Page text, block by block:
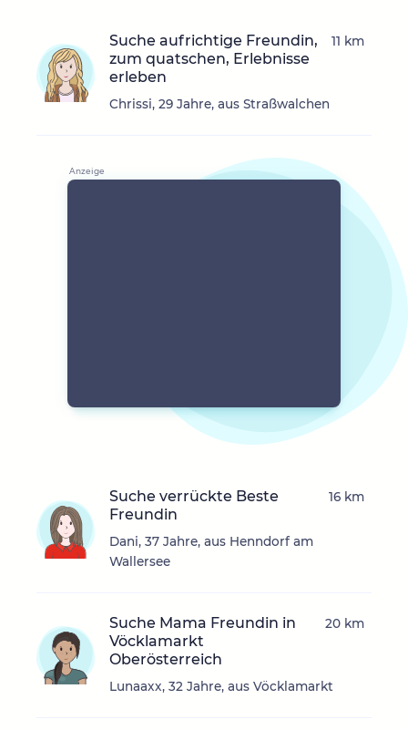
Suche aufrichtige Freundin,
zum quatschen, Erlebnisse
erleben
Chrissi, 29 Jahre, aus Straßwalchen
11 km
Suche verrückte Beste
Freundin
Dani, 37 Jahre, aus Henndorf am
Wallersee
16 km
Suche Mama Freundin in
Vöcklamarkt
Oberösterreich
Lunaaxx, 32 Jahre, aus Vöcklamarkt
20 km